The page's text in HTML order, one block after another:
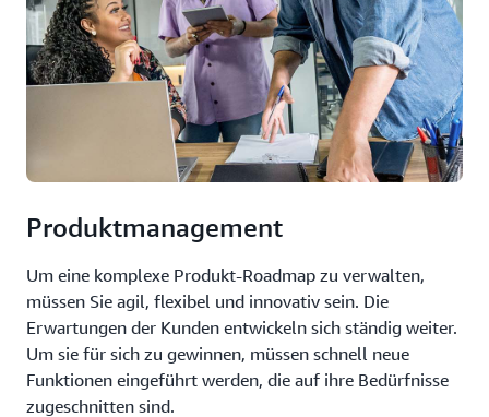
Produktmanagement
Um eine komplexe Produkt-Roadmap zu verwalten,
müssen Sie agil, flexibel und innovativ sein. Die
Erwartungen der Kunden entwickeln sich ständig weiter.
Um sie für sich zu gewinnen, müssen schnell neue
Funktionen eingeführt werden, die auf ihre Bedürfnisse
zugeschnitten sind.